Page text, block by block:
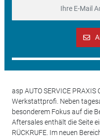
asp AUTO SERVICE
Werkstattprofi. Neben
besonderem Fokus auf die
Aftersales enthält die Seite
RÜCKRUFE. Im neuen